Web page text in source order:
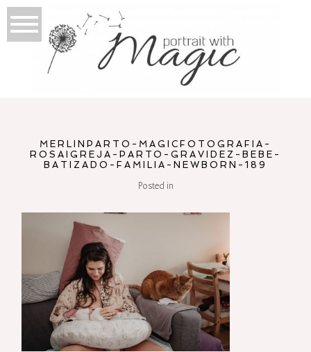
MERLINPARTO-MAGICFOTOGRAFIA-
ROSAIGREJA-PARTO-GRAVIDEZ-BEBE-
BATIZADO-FAMILIA-NEWBORN-189
Posted in